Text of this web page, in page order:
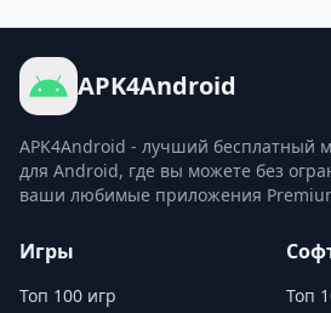
APK4Android
APK4Android - лучший бесплатный
для Android, где вы можете без
ваши любимые приложения
Игры
Топ 100 игр
Топ